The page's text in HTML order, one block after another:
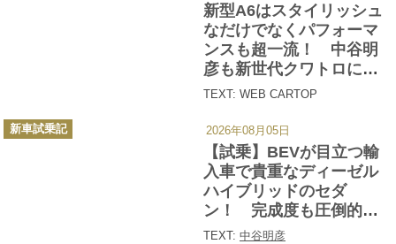
新型A6はスタイリッシュ
なだけでなくパフォーマ
ンスも超一流！ 中谷明
彦も新世代クワトロに酔
いしれた【動画】
TEXT: WEB CARTOP
【試乗】BEVが目立つ輸
入車で貴重なディーゼル
ハイブリッドのセダ
ン！ 完成度も圧倒的な
「新型アウディA6」は日
TEXT: 中谷明彦
カ
テ
新車試乗記 2026年08月05日